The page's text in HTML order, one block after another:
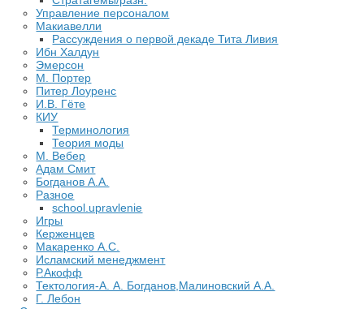
Управление персоналом
Макиавелли
Рассуждения о первой декаде Тита Ливия
Ибн Халдун
Эмерсон
М. Портер
Питер Лоуренс
И.В. Гёте
КИУ
Терминология
Теория моды
М. Вебер
Адам Смит
Богданов А.А.
Разное
school.upravlenie
Игры
Керженцев
Макаренко А.С.
Исламский менеджмент
Р.Акофф
Тектология-А. А. Богданов,Малиновский А.А.
​Г. Лебон